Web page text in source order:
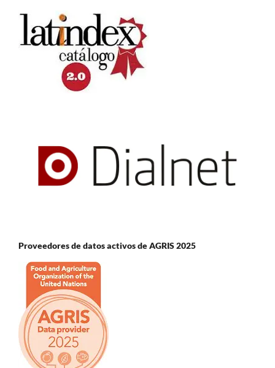
Proveedores de datos activos de AGRIS 2025